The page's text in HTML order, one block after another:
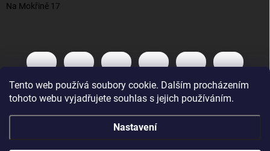
Tento web používá soubory cookie. Dalším procházením
tohoto webu vyjadřujete souhlas s jejich používáním.
Nastavení
Na Mokřině 17